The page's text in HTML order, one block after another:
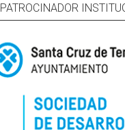
PATROCINADOR